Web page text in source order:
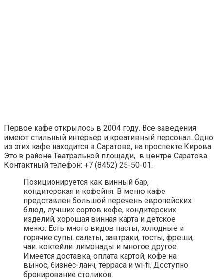
Первое кафе открылось в 2004 году. Все заведения
имеют стильный интерьер и креативный персонал. Одно
из этих кафе находится в Саратове, на проспекте Кирова.
Это в районе Театральной площади, в центре Саратова.
Контактный телефон: +7 (8452) 25-50-01.
Позиционируется как винный бар,
кондитерская и кофейня. В меню кафе
представлен большой перечень европейских
блюд, лучших сортов кофе, кондитерских
изделий, хорошая винная карта и детское
меню. Есть много видов пасты, холодные и
горячие супы, салаты, завтраки, тосты, фреши,
чаи, коктейли, лимонады и многое другое.
Имеется доставка, оплата картой, кофе на
вынос, бизнес-ланч, терраса и wi-fi. Доступно
бронирование столиков.